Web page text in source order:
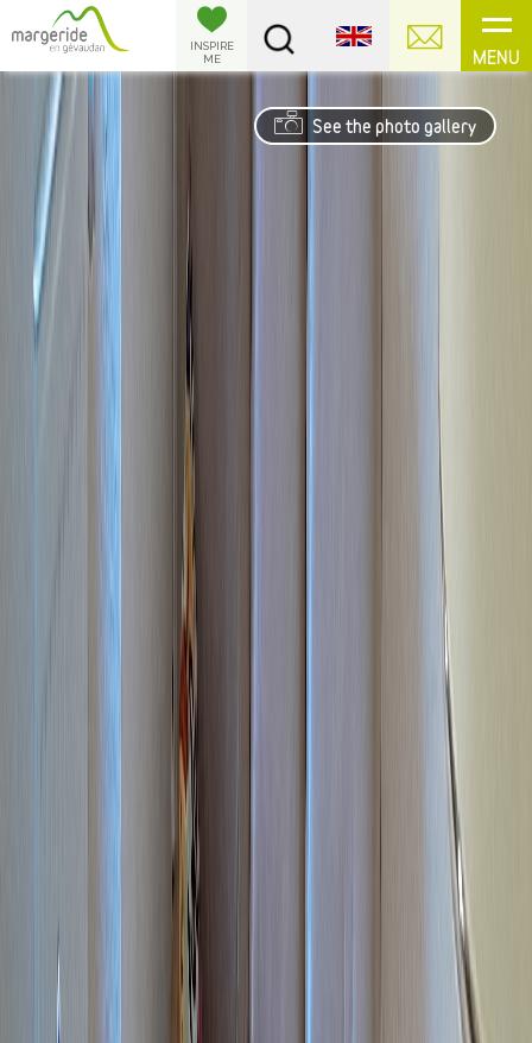
MENU
INSPIRE
ME
See the photo gallery
Cookies management panel